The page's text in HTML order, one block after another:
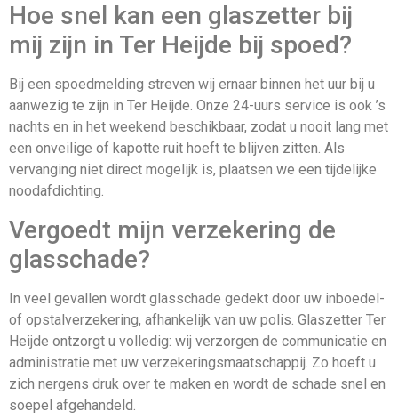
Hoe snel kan een glaszetter bij
mij zijn in Ter Heijde bij spoed?
Bij een spoedmelding streven wij ernaar binnen het uur bij u
aanwezig te zijn in Ter Heijde. Onze 24-uurs service is ook ’s
nachts en in het weekend beschikbaar, zodat u nooit lang met
een onveilige of kapotte ruit hoeft te blijven zitten. Als
vervanging niet direct mogelijk is, plaatsen we een tijdelijke
noodafdichting.
Vergoedt mijn verzekering de
glasschade?
In veel gevallen wordt glasschade gedekt door uw inboedel-
of opstalverzekering, afhankelijk van uw polis. Glaszetter Ter
Heijde ontzorgt u volledig: wij verzorgen de communicatie en
administratie met uw verzekeringsmaatschappij. Zo hoeft u
zich nergens druk over te maken en wordt de schade snel en
soepel afgehandeld.